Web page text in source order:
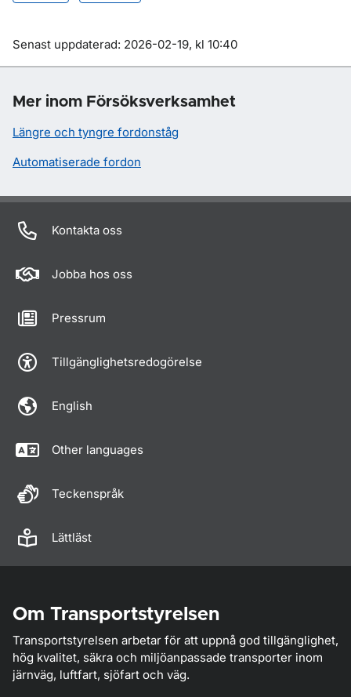
Om sidan
Senast uppdaterad: 2026-02-19, kl 10:40
Mer inom Försöksverksamhet
Längre och tyngre fordonståg
Automatiserade fordon
Kontakta oss
Jobba hos oss
Pressrum
Tillgänglighetsredogörelse
English
Other languages
Teckenspråk
Lättläst
Om Transportstyrelsen
Transportstyrelsen arbetar för att uppnå god tillgänglighet,
hög kvalitet, säkra och miljöanpassade transporter inom
järnväg, luftfart, sjöfart och väg.